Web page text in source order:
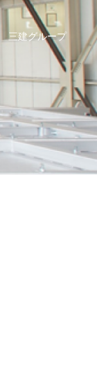
三建グループ